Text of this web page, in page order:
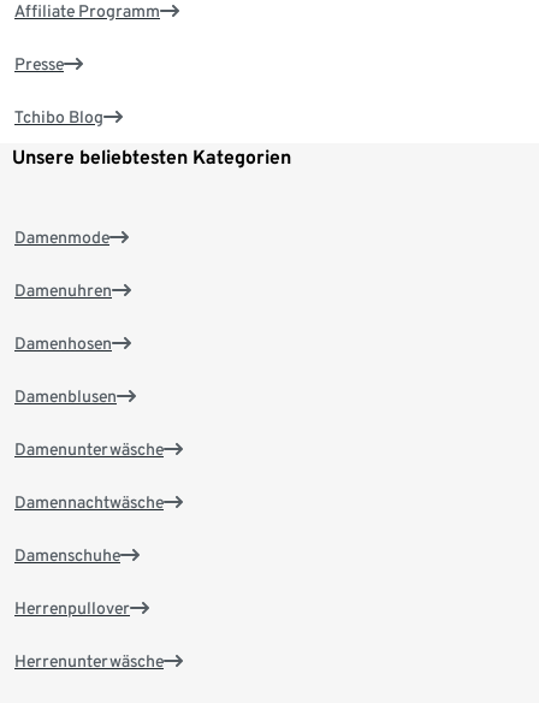
Affiliate Programm
Presse
Tchibo Blog
Unsere beliebtesten Kategorien
Damenmode
Damenuhren
Damenhosen
Damenblusen
Damenunterwäsche
Damennachtwäsche
Damenschuhe
Herrenpullover
Herrenunterwäsche